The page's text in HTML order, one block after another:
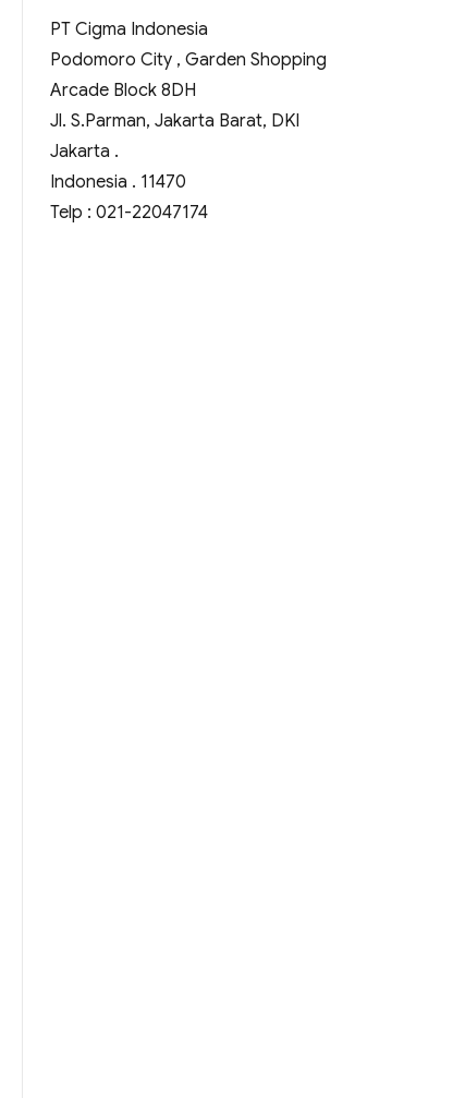
PT Cigma Indonesia
Podomoro City , Garden Shopping
Arcade Block 8DH
Jl. S.Parman, Jakarta Barat, DKI
Jakarta .
Indonesia . 11470
Telp : 021-22047174